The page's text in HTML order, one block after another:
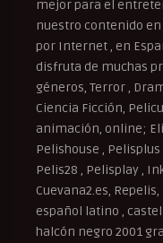
mejor para el
nuestro contenido
por Internet , en
disfruta de muchas
géneros, Terror ,
Ciencia Ficción,
animación, online;
Pelishouse ,
Pelis28 , Pelisplay ,
Cuevana2.es,
español latino ,
halcón negro 2001